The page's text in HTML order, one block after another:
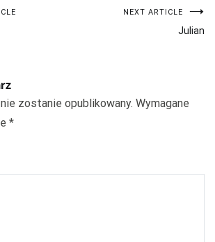
NEXT ARTICLE
Julian
zostanie opublikowany. Wymagane
*